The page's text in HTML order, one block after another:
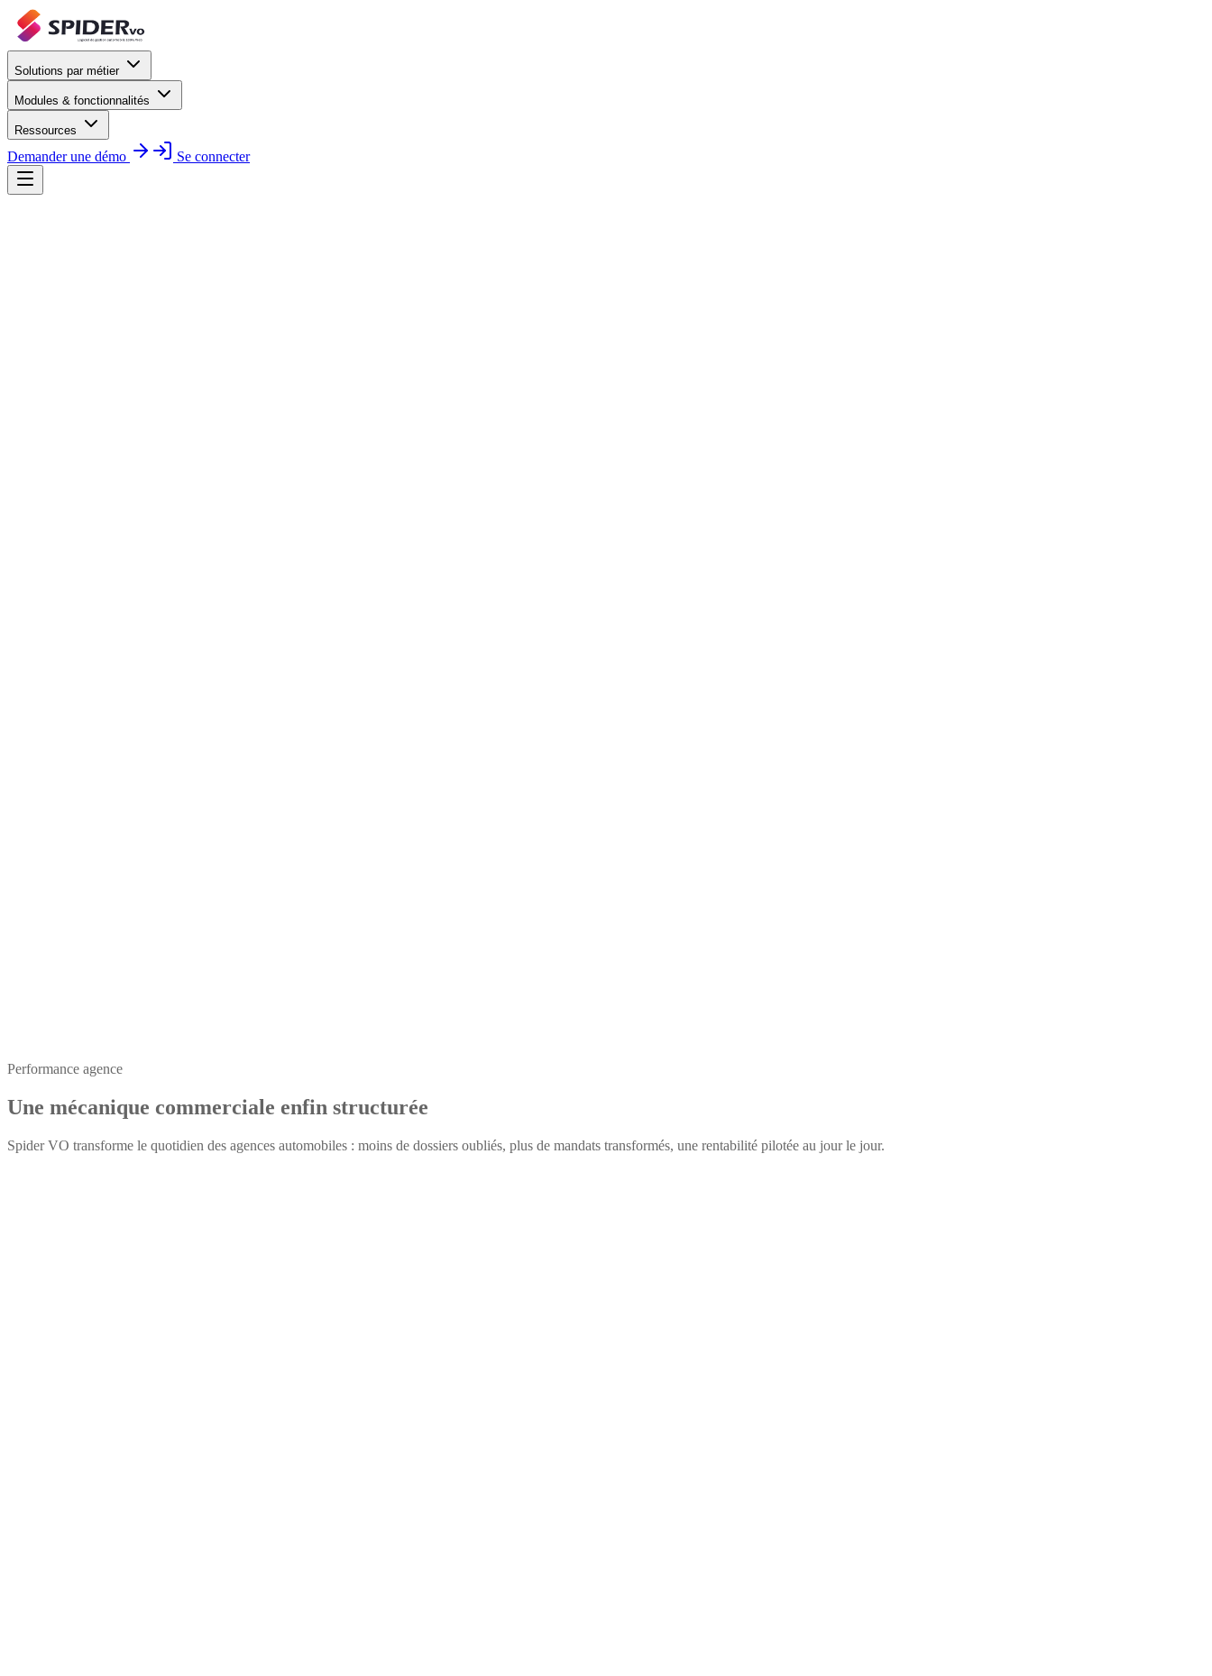
Solutions par métier
Modules & fonctionnalités
Ressources
Demander une démo Se connecter
Performance agence
Une mécanique commerciale enfin structurée
Spider VO transforme le quotidien des agences automobiles : moins de dossiers oubliés, plus de mandats transformés, une rentabilité pilotée au jour le jour.